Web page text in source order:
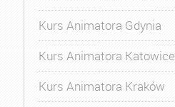
Kurs Animatora Gdynia
Kurs Animatora Katowice
Kurs Animatora Kraków